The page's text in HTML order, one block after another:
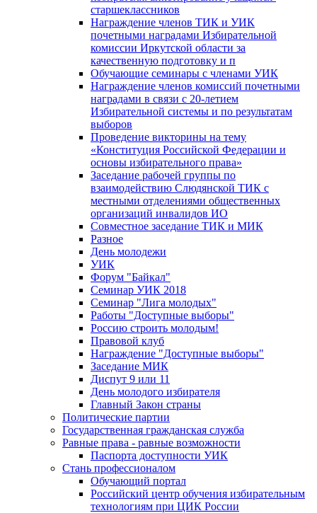
старшеклассников
Награждение членов ТИК и УИК
почетными наградами Избирательной
комиссии Иркутской области за
качественную подготовку и п
Обучающие семинары с членами УИК
Награждение членов комиссий почетными
наградами в связи с 20-летием
Избирательной системы и по результатам
выборов
Проведение викторины на тему
«Конституция Российской Федерации и
основы избирательного права»
Заседание рабочей группы по
взаимодействию Слюдянской ТИК с
местными отделениями общественных
организаций инвалидов ИО
Совместное заседание ТИК и МИК
Разное
День молодежи
УИК
Форум "Байкал"
Семинар УИК 2018
Семинар "Лига молодых"
Работы "Доступные выборы"
Россию строить молодым!
Правовой клуб
Награждение "Доступные выборы"
Заседание МИК
Диспут 9 или 11
День молодого избирателя
Главный Закон страны
Политические партии
Государственная гражданская служба
Равные права - равные возможности
Паспорта доступности УИК
Стань профессионалом
Обучающий портал
Российский центр обучения избирательным
технологиям при ЦИК России